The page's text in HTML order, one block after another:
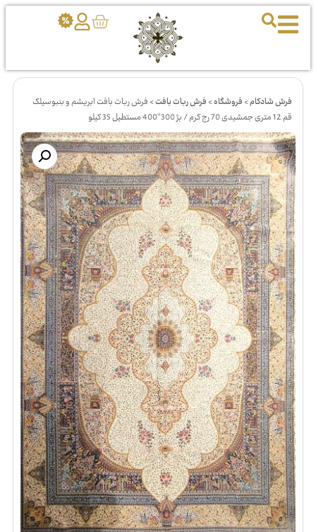
فرش شادکام>فروشگاه>فرش ربات بافت>فرش ربات بافت ابریشم و بنبوسیلک
قم 12 متری جمشیدی 70 رج کرم / بژ 300*400 مستطیل 35 کیلو